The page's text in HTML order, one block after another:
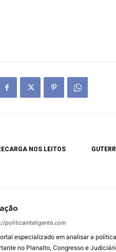
NOS LEITOS
politicainteligente.com
especializado em analisar a
no Planalto, Congresso e